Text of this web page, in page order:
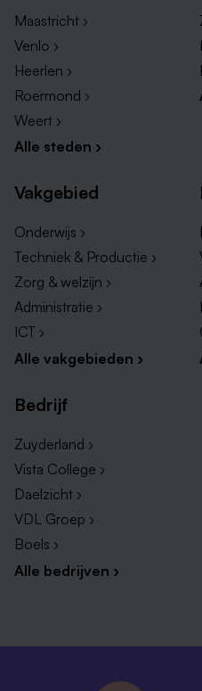
Maastricht ›
Venlo ›
Heerlen ›
Roermond ›
Weert ›
Alle steden ›
Vakgebied
Onderwijs ›
Techniek & Productie ›
Zorg & welzijn ›
Administratie ›
ICT ›
Alle vakgebieden ›
Bedrijf
Zuyderland ›
Vista College ›
Daelzicht ›
VDL Groep ›
Boels ›
Alle bedrijven ›